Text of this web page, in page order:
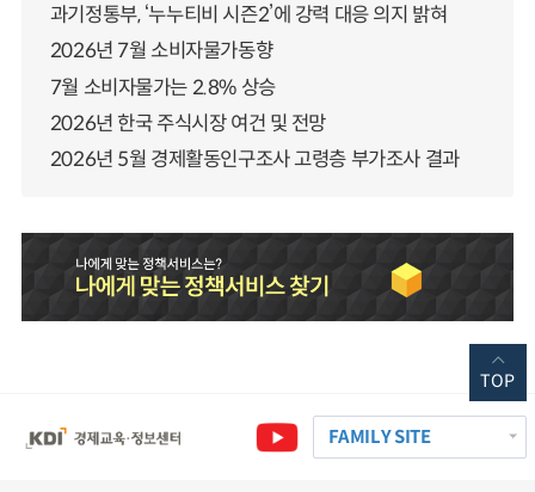
과기정통부, ‘누누티비 시즌2’에 강력 대응 의지 밝혀
2026년 7월 소비자물가동향
7월 소비자물가는 2.8% 상승
2026년 한국 주식시장 여건 및 전망
2026년 5월 경제활동인구조사 고령층 부가조사 결과
FAMILY SITE
TOP